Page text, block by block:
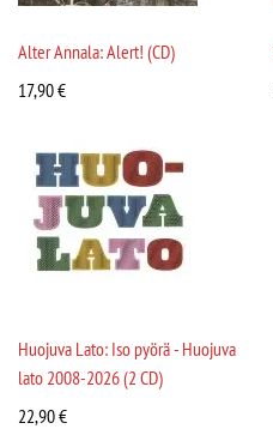
Alter Annala: Alert! (CD)
17,90€
Huojuva Lato: Iso pyörä - Huojuva
lato 2008-2026 (2 CD)
22,90€